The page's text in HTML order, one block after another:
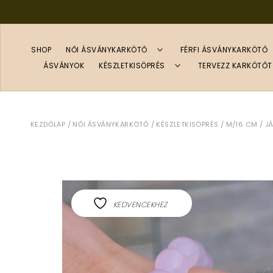
to
SHOP NŐI ÁSVÁNYKARKÖTŐ TOGGLE
MENU
FÉRFI ÁSVÁNYKARKÖTŐ
ÁSVÁNYOK
KÉSZLETKISÖPRÉS TOGGLE TERVEZZ KARKÖTŐT
KEZDŐLAP / NŐI ÁSVÁNYKARKÖTŐ / KÉSZLETKISÖPRÉS / M/16 CM /
KEDVENCEKHEZ